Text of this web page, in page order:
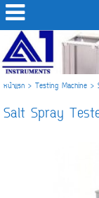
หน้าแรก> Testing Machine>
Salt Spray